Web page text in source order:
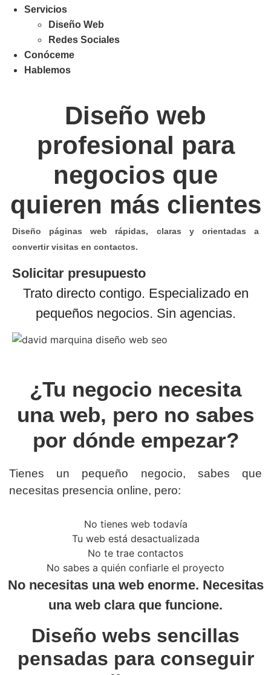
Servicios
Diseño Web
Redes Sociales
Conóceme
Hablemos
Diseño web
profesional para
negocios que
quieren más clientes
Diseño páginas web rápidas, claras y orientadas a
convertir visitas en contactos.
Solicitar presupuesto
Trato directo contigo. Especializado en
pequeños negocios. Sin agencias.
¿Tu negocio necesita
una web, pero no sabes
por dónde empezar?
Tienes un pequeño negocio, sabes que
necesitas presencia online, pero:
No tienes web todavía
Tu web está desactualizada
No te trae contactos
No sabes a quién confiarle el proyecto
No necesitas una web enorme. Necesitas
una web clara que funcione.
Diseño webs sencillas
pensadas para conseguir